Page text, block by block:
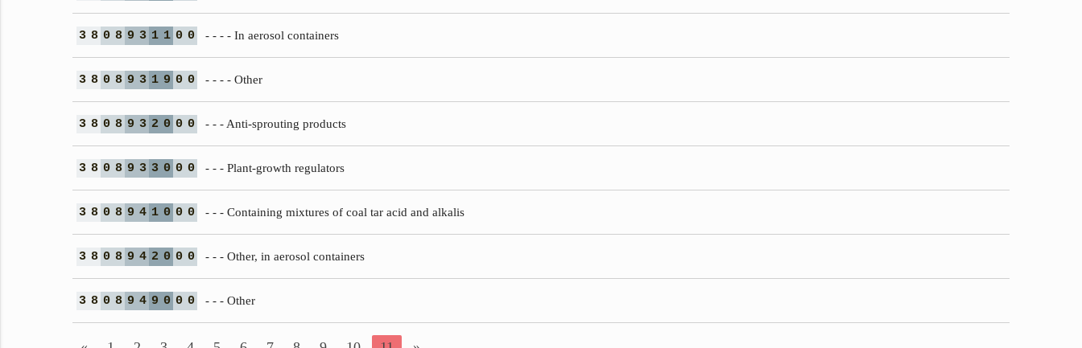
3 8 0 8 9 3 1 1 0 0 - - - - In aerosol containers
3 8 0 8 9 3 1 9 0 0 - - - - Other
3 8 0 8 9 3 2 0 0 0 - - - Anti-sprouting products
3 8 0 8 9 3 3 0 0 0 - - - Plant-growth regulators
3 8 0 8 9 4 1 0 0 0 - - - Containing mixtures of coal tar acid and alkalis
3 8 0 8 9 4 2 0 0 0 - - - Other, in aerosol containers
3 8 0 8 9 4 9 0 0 0 - - - Other